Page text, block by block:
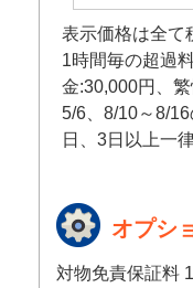
表示価格は全て
1時間毎の超過
金:30,000円、
5/6、8/10～8/
日、3日以上一
オプシ
対物免責保証料